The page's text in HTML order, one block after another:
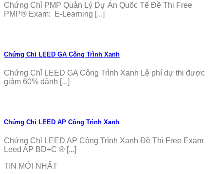
Chứng Chỉ PMP Quản Lý Dự Án Quốc Tế Đề Thi Free
PMP® Exam: E-Learning [...]
Chứng Chỉ LEED GA Công Trình Xanh
Chứng Chỉ LEED GA Công Trình Xanh Lệ phí dự thi được
giảm 60% dành [...]
Chứng Chỉ LEED AP Công Trình Xanh
Chứng Chỉ LEED AP Công Trình Xanh Đề Thi Free Exam
Leed AP BD+C ® [...]
TIN MỚI NHẤT